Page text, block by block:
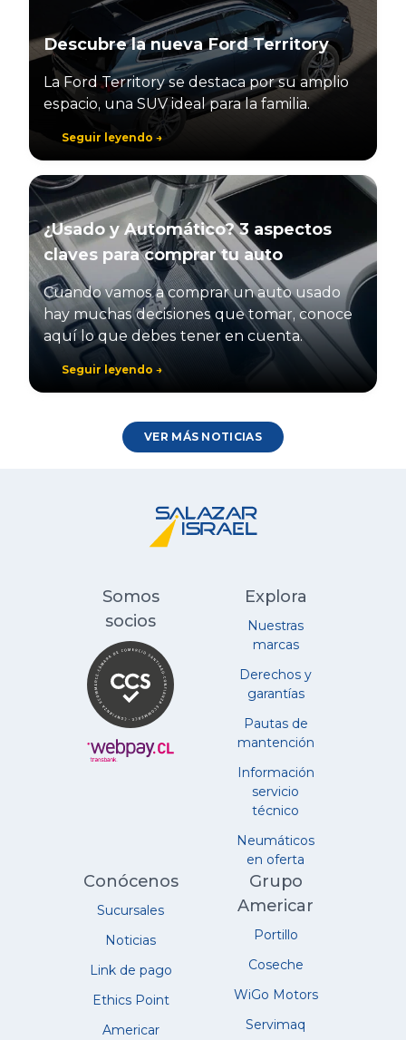
Descubre la nueva Ford Territory
La Ford Territory se destaca por su amplio
espacio, una SUV ideal para la familia.
Seguir leyendo →
¿Usado y Automático? 3 aspectos
claves para comprar tu auto
Cuando vamos a comprar un auto usado
hay muchas decisiones que tomar, conoce
aquí lo que debes tener en cuenta.
Seguir leyendo →
VER MÁS NOTICIAS
Explora
Nuestras
marcas
Derechos y
garantías
Pautas de
mantención
Información
servicio
técnico
Neumáticos
en oferta
Conócenos
Sucursales
Noticias
Link de pago
Ethics Point
Americar
Grupo
Americar
Portillo
Coseche
WiGo Motors
Servimaq
Somos
socios